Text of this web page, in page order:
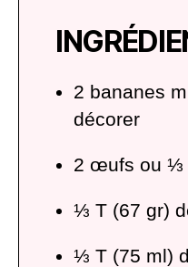
2 bananes
décorer
2 œufs ou ⅓
⅓ T (67 gr)
⅓ T (75 ml)